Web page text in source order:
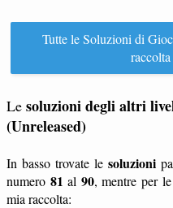
Tutte le Soluzioni di
Le soluzioni degli altri
(Unreleased)
In basso trovate le soluzioni
numero 81 al 90, mentre per
mia raccolta: